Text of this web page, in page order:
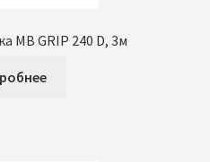
MB GRIP 240 D, 3м